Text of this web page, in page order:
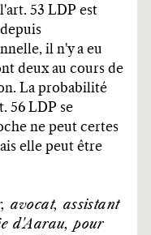
53 LDP est
il n'y a eu
deux au cours de
La probabilité
56 LDP se
ne peut certes
elle peut être
avocat, assistant
d'Aarau, pour